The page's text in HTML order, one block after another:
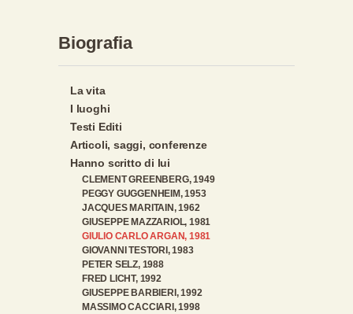
Biografia
La vita
I luoghi
Testi Editi
Articoli, saggi, conferenze
Hanno scritto di lui
CLEMENT GREENBERG, 1949
PEGGY GUGGENHEIM, 1953
JACQUES MARITAIN, 1962
GIUSEPPE MAZZARIOL, 1981
GIULIO CARLO ARGAN, 1981
GIOVANNI TESTORI, 1983
PETER SELZ, 1988
FRED LICHT, 1992
GIUSEPPE BARBIERI, 1992
MASSIMO CACCIARI, 1998